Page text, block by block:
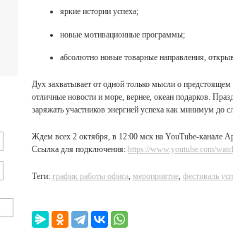
яркие истории успеха;
новые мотивационные программы;
абсолютно новые товарные направления,
Дух захватывает от одной только мысли о
отличные новости и море, вернее, океан подарков.
заряжать участников энергией успеха как минимум до
Ждем всех 2 октября, в 12:00 мск на YouTube-канале
Ссылка для подключения: https://www.youtube.com/
Теги: график работы офиса, мероприятие, фестиваль